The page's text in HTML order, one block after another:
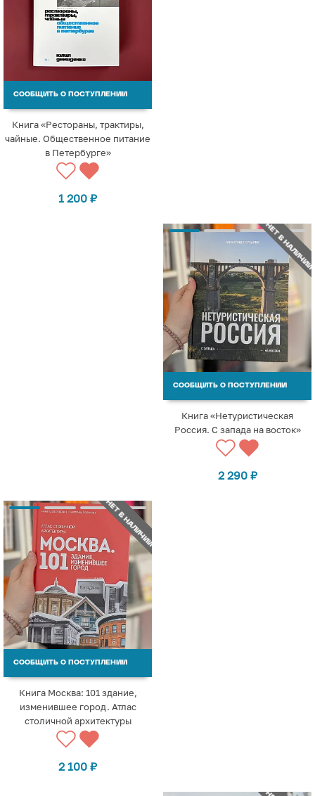
СООБЩИТЬ О ПОСТУПЛЕНИИ
Книга «Рестораны, трактиры,
чайные. Общественное питание
в Петербурге»
1 200 ₽
НЕТ В НАЛИЧИИ
СООБЩИТЬ О ПОСТУПЛЕНИИ
Книга «Нетуристическая
Россия. С запада на восток»
2 290 ₽
НЕТ В НАЛИЧИИ
СООБЩИТЬ О ПОСТУПЛЕНИИ
Книга Москва: 101 здание,
изменившее город. Атлас
столичной архитектуры
2 100 ₽